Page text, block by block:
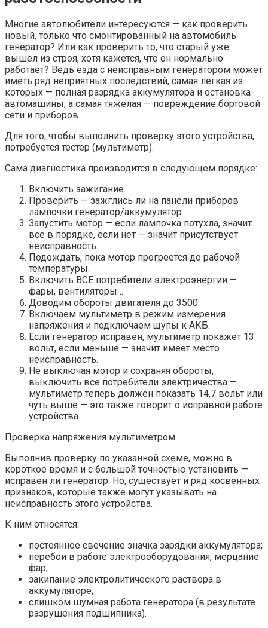
Многие автолюбители интересуются — как проверить
новый, только что смонтированный на автомобиль
генератор? Или как проверить то, что старый уже
вышел из строя, хотя кажется, что он нормально
работает? Ведь езда с неисправным генератором может
иметь ряд неприятных последствий, самая легкая из
которых — полная разрядка аккумулятора и остановка
автомашины, а самая тяжелая — повреждение бортовой
сети и приборов.
Для того, чтобы выполнить проверку этого устройства,
потребуется тестер (мультиметр).
Сама диагностика производится в следующем порядке:
Включить зажигание.
Проверить — зажглись ли на панели приборов
лампочки генератор/аккумулятор.
Запустить мотор — если лампочка потухла, значит
все в порядке, если нет — значит присутствует
неисправность.
Подождать, пока мотор прогреется до рабочей
температуры.
Включить ВСЕ потребители электроэнергии —
фары, вентиляторы…
Доводим обороты двигателя до 3500.
Включаем мультиметр в режим измерения
напряжения и подключаем щупы к АКБ.
Если генератор исправен, мультиметр покажет 13
вольт, если меньше — значит имеет место
неисправность.
Не выключая мотор и сохраняя обороты,
выключить все потребители электричества —
мультиметр теперь должен показать 14,7 вольт или
чуть выше — это также говорит о исправной работе
устройства.
Проверка напряжения мультиметром
Выполнив проверку по указанной схеме, можно в
короткое время и с большой точностью установить —
исправен ли генератор. Но, существует и ряд косвенных
признаков, которые также могут указывать на
неисправность этого устройства.
К ним относятся:
постоянное свечение значка зарядки аккумулятора;
перебои в работе электрооборудования, мерцание
фар;
закипание электролитического раствора в
аккумуляторе;
слишком шумная работа генератора (в результате
разрушения подшипника).